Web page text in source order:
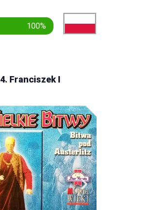
100%
4. Franciszek I